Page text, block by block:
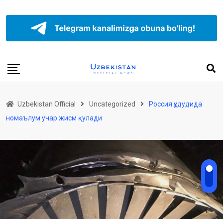
Uzbekistan Official Uncategorized
Россия ҳудудида
номаълум учар жисм қулади